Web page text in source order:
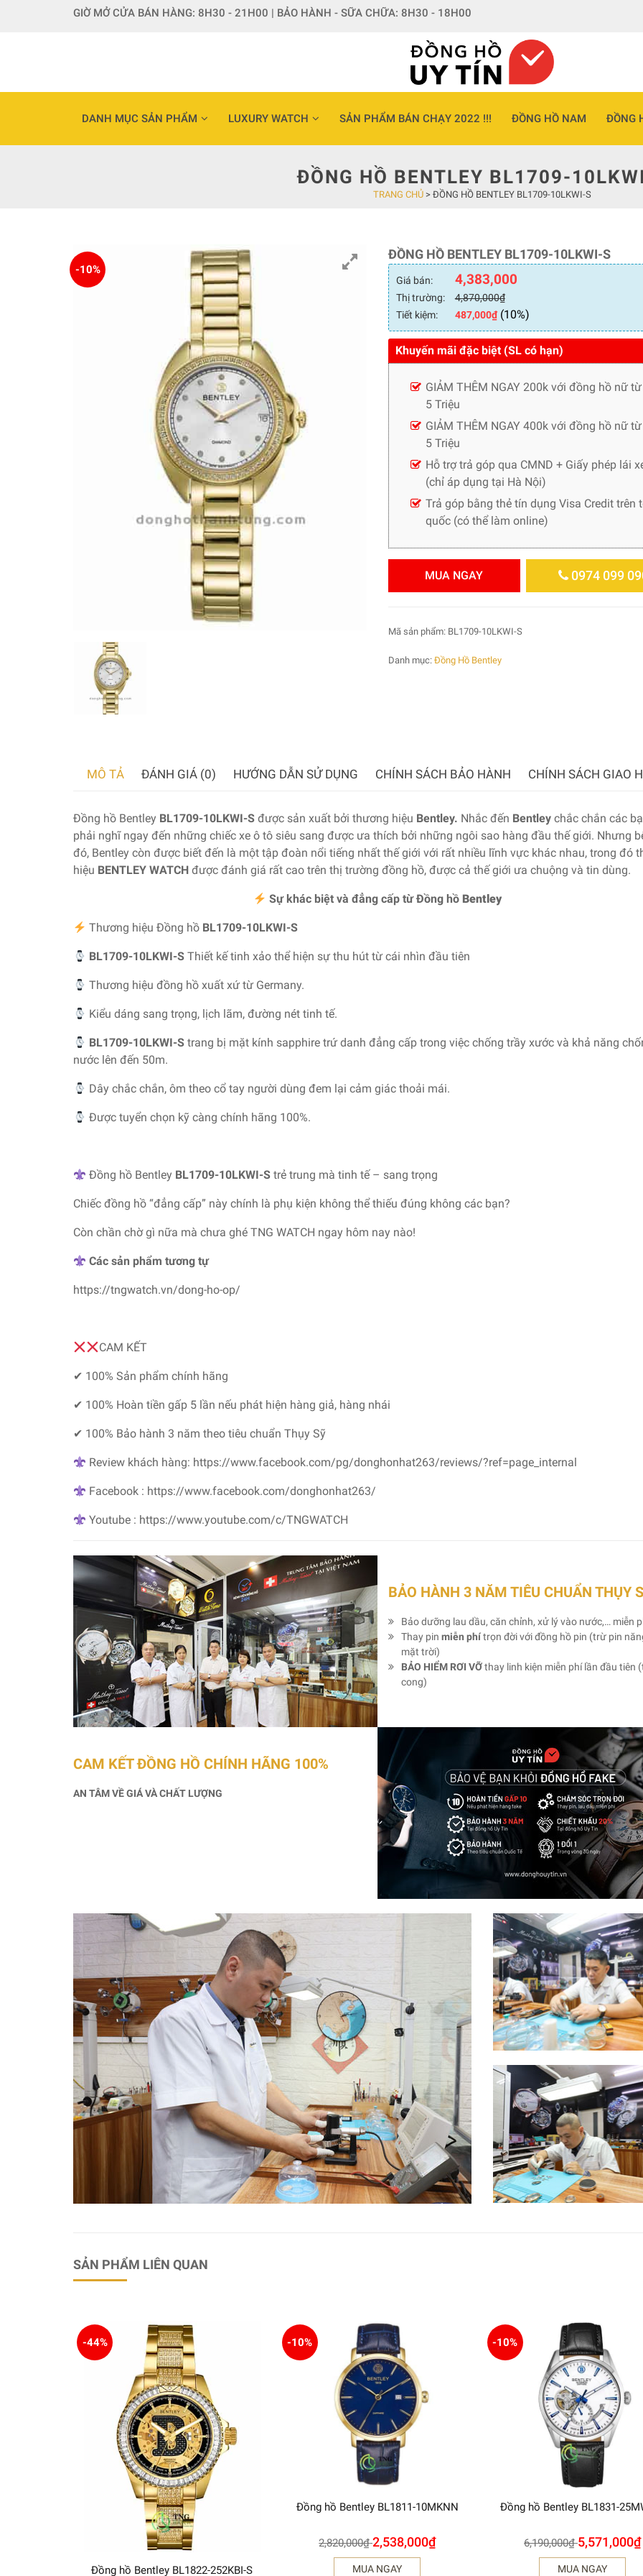
GIỜ MỞ CỬA BÁN HÀNG: 8H30 - 21H00 | BẢO HÀNH - SỮA CHỮA: 8H30 - 18H00
DANH MỤC SẢN PHẨM LUXURY WATCH SẢN PHẨM BÁN CHẠY 2022 !!! ĐỒNG HỒ NAM ĐỒNG
ĐỒNG HỒ BENTLEY BL1709-
TRANG CHỦ > ĐỒNG HỒ BENTLEY BL1709-10LKWI-S
-10%
ĐỒNG HỒ BENTLEY BL1709-10LKWI-S
Giá bán: 4,383,000
Thị trường: 4,870,000₫
Tiết kiệm:
487,000₫(10%)
Khuyến mãi đặc biệt (SL có hạn)
GIẢM THÊM NGAY 200k với đồng hồ nữ
5 Triệu
GIẢM THÊM NGAY 400k với đồng hồ nữ
5 Triệu
Hỗ trợ trả góp qua CMND + Giấy phép lái
(chỉ áp dụng tại Hà Nội)
Trả góp bằng thẻ tín dụng Visa Credit trên
quốc (có thể làm online)
MUA NGAY 0974 099
Mã sản phẩm: BL1709-10LKWI-S
Danh mục: Đồng Hồ Bentley
MÔ TẢ ĐÁNH GIÁ (0) HƯỚNG DẪN SỬ DỤNG CHÍNH SÁCH BẢO HÀNH CHÍNH SÁCH GIAO
Đồng hồ Bentley BL1709-10LKWI-S được sản xuất bởi thương hiệu Bentley. Nhắc đến Bentley chắc chắn các
phải nghĩ ngay đến những chiếc xe ô tô siêu sang được ưa thích bởi những ngôi sao hàng đầu thế giới. Nhưng
đó, Bentley còn được biết đến là một tập đoàn nổi tiếng nhất thế giới với rất nhiều lĩnh vực khác nhau, trong đó
hiệu BENTLEY WATCH được đánh giá rất cao trên thị trường đồng hồ, được cả thế giới ưa chuộng và tin dùng.
Sự khác biệt và đẳng cấp từ Đồng hồ Bentley
Thương hiệu Đồng hồ BL1709-10LKWI-S
BL1709-10LKWI-S Thiết kế tinh xảo thể hiện sự thu hút từ cái nhìn đầu tiên
Thương hiệu đồng hồ xuất xứ từ Germany.
Kiểu dáng sang trọng, lịch lãm, đường nét tinh tế.
BL1709-10LKWI-S trang bị mặt kính sapphire trứ danh đẳng cấp trong việc chống trầy xước và khả năng
nước lên đến 50m.
Dây chắc chắn, ôm theo cổ tay người dùng đem lại cảm giác thoải mái.
Được tuyển chọn kỹ càng chính hãng 100%.
Đồng hồ Bentley BL1709-10LKWI-S trẻ trung mà tinh tế – sang trọng
Chiếc đồng hồ “đẳng cấp” này chính là phụ kiện không thể thiếu đúng không các bạn?
Còn chần chờ gì nữa mà chưa ghé TNG WATCH ngay hôm nay nào!
Các sản phẩm tương tự
https://tngwatch.vn/dong-ho-op/
CAM KẾT
✔ 100% Sản phẩm chính hãng
✔ 100% Hoàn tiền gấp 5 lần nếu phát hiện hàng giả, hàng nhái
✔ 100% Bảo hành 3 năm theo tiêu chuẩn Thụy Sỹ
Review khách hàng: https://www.facebook.com/pg/donghonhat263/reviews/?ref=page_internal
Facebook : https://www.facebook.com/donghonhat263/
Youtube : https://www.youtube.com/c/TNGWATCH
BẢO HÀNH 3 NĂM TIÊU CHUẨN THỤY
Bảo dưỡng lau dầu, căn chỉnh, xử lý vào nước,… miễn
Thay pin miễn phítrọn đời với đồng hồ pin (trừ pin
mặt trời)
BẢO HIỂM RƠI VỠthay linh kiện miễn phí lần đầu tiên
cong)
CAM KẾT ĐỒNG HỒ CHÍNH HÃNG 100%
AN TÂM VỀ GIÁ VÀ CHẤT LƯỢNG
SẢN PHẨM LIÊN QUAN
-44%
Đồng hồ Bentley BL1822-252KBI-S
-10%
Đồng hồ Bentley BL1811-10MKNN
2,820,000₫ 2,538,000₫
MUA NGAY
-10%
Đồng hồ Bentley BL1831-
6,190,000₫ 5,571,000₫
MUA NGAY